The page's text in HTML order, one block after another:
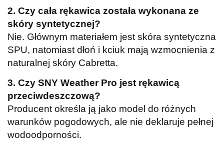
2. Czy cała rękawica została wykonana ze
skóry syntetycznej?
Nie. Głównym materiałem jest skóra syntetyczna
SPU, natomiast dłoń i kciuk mają wzmocnienia z
naturalnej skóry Cabretta.
3. Czy SNY Weather Pro jest rękawicą
przeciwdeszczową?
Producent określa ją jako model do różnych
warunków pogodowych, ale nie deklaruje pełnej
wodoodporności.